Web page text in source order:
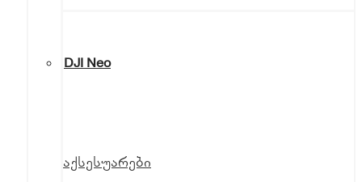
DJI Neo
აქსესუარები